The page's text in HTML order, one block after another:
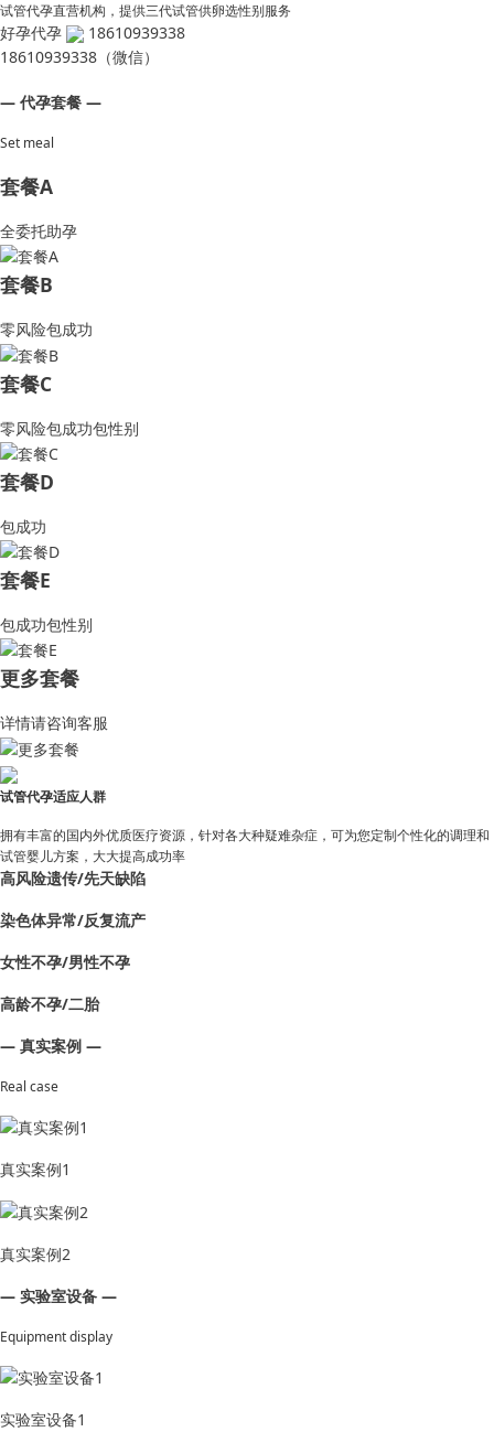
试管代孕直营机构，提供三代试管供卵选性别服务
好孕代孕
18610939338
18610939338（微信）
— 代孕套餐 —
Set meal
套餐A
全委托助孕
套餐B
零风险包成功
套餐C
零风险包成功包性别
套餐D
包成功
套餐E
包成功包性别
更多套餐
详情请咨询客服
试管代孕适应人群
拥有丰富的国内外优质医疗资源，针对各大种疑难杂症，可为您定制个性化的调理和
试管婴儿方案，大大提高成功率
高风险遗传/先天缺陷
染色体异常/反复流产
女性不孕/男性不孕
高龄不孕/二胎
— 真实案例 —
Real case
真实案例1
真实案例2
— 实验室设备 —
Equipment display
实验室设备1